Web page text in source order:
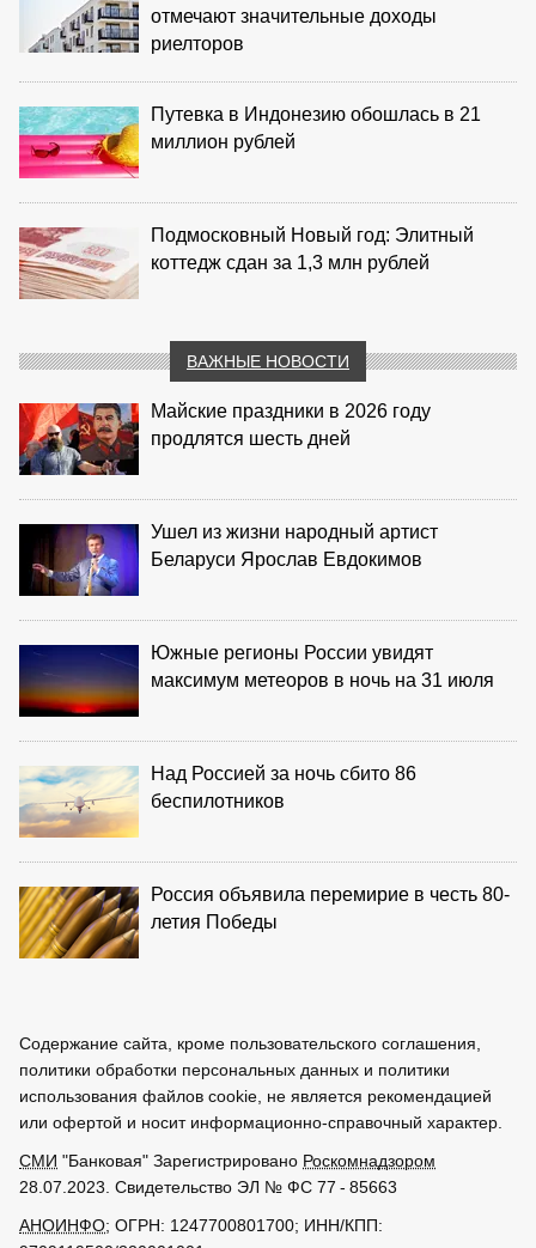
отмечают значительные доходы
риелторов
Путевка в Индонезию обошлась в 21
миллион рублей
Подмосковный Новый год: Элитный
коттедж сдан за 1,3 млн рублей
ВАЖНЫЕ НОВОСТИ
Майские праздники в 2026 году
продлятся шесть дней
Ушел из жизни народный артист
Беларуси Ярослав Евдокимов
Южные регионы России увидят
максимум метеоров в ночь на 31 июля
Над Россией за ночь сбито 86
беспилотников
Россия объявила перемирие в честь 80-
летия Победы
Содержание сайта, кроме пользовательского соглашения,
политики обработки персональных данных и политики
использования файлов cookie, не является рекомендацией
или офертой и носит информационно-справочный характер.
СМИ "Банковая" Зарегистрировано Роскомнадзором
28.07.2023. Свидетельство ЭЛ № ФС 77 - 85663
АНОИНФО; ОГРН: 1247700801700; ИНН/КПП: